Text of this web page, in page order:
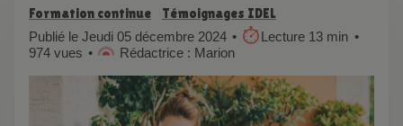
Formation continue
Témoignages IDEL
Publié le Jeudi 05 décembre 2024
Lecture 13 min
974 vues
Rédactrice : Marion